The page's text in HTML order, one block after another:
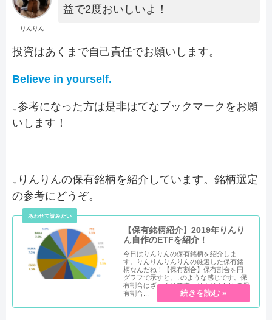
りんりん
益で2度おいしいよ！
投資はあくまで自己責任でお願いします。
Believe in yourself.
↓参考になった方は是非はてなブックマークをお願
いします！
↓りんりんの保有銘柄を紹介しています。銘柄選定
の参考にどうぞ。
【保有銘柄紹介】2019年りんり
ん自作のETFを紹介！
今日はりんりんの保有銘柄を紹介しま
す。りんりんりんりんの厳選した保有銘
柄なんだね！【保有割合】保有割合を円
グラフで示すと、↓のような感じです。保
有割合はざっくりです。りんりんETFの保
有割合...